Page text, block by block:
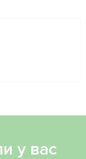
у вас